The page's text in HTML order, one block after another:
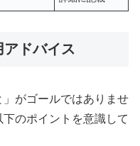
ドバイス
がゴールではありませ
のポイントを意識して